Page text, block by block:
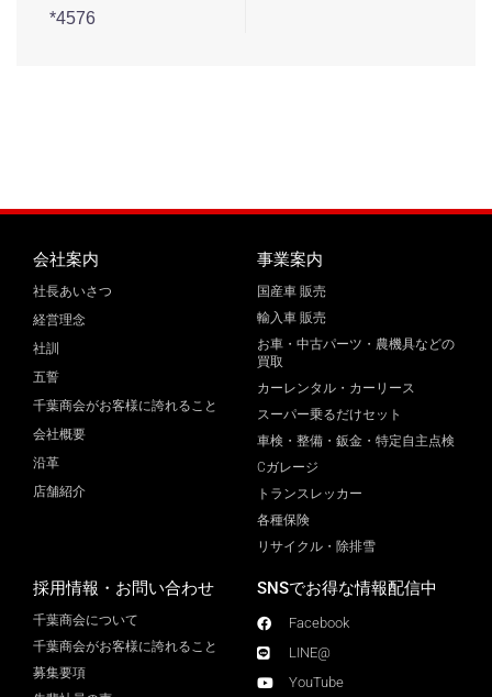
*4576
会社案内
社長あいさつ
経営理念
社訓
五誓
千葉商会がお客様に誇れること
会社概要
沿革
店舗紹介
事業案内
国産車 販売
輸入車 販売
お車・中古パーツ・農機具などの
買取
カーレンタル・カーリース
スーパー乗るだけセット
車検・整備・鈑金・特定自主点検
Cガレージ
トランスレッカー
各種保険
リサイクル・除排雪
採用情報・お問い合わせ
千葉商会について
千葉商会がお客様に誇れること​
募集要項
SNSでお得な情報配信中
Facebook
LINE@
YouTube